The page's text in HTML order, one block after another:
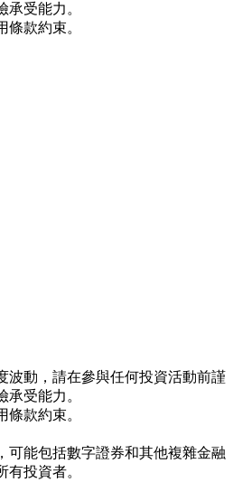
受能力。
款約束。
波動，請在參與任何投資活動前謹
受能力。
款約束。
可能包括數字證券和其他複雜金融
投資者。